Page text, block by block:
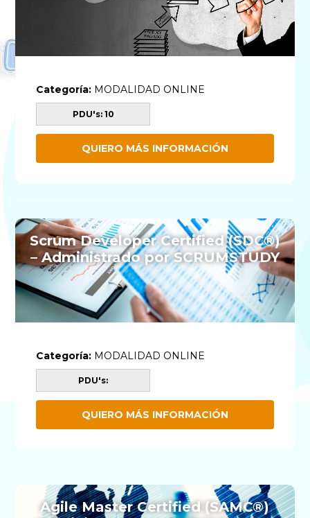
Categoría: MODALIDAD ONLINE
PDU's: 10
QUIERO MÁS INFORMACIÓN
Scrum Developer Certified (SDC®)
– Administrado por SCRUMSTUDY
Categoría: MODALIDAD ONLINE
PDU's:
QUIERO MÁS INFORMACIÓN
Agile Master Certified (SAMC®)